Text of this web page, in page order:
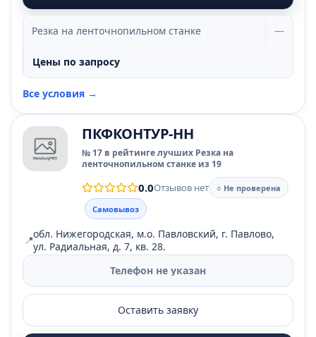
Резка на ленточнопильном станке —
Цены по запросу
Все условия →
ПКФКОНТУР-НН
№ 17 в рейтинге лучших Резка на
ленточнопильном станке из 19
0.0Отзывов нет
○ Не проверена
Самовывоз
📍обл. Нижегородская, м.о. Павловский, г. Павлово,
ул. Радиальная, д. 7, кв. 28.
Телефон не указан
Оставить заявку